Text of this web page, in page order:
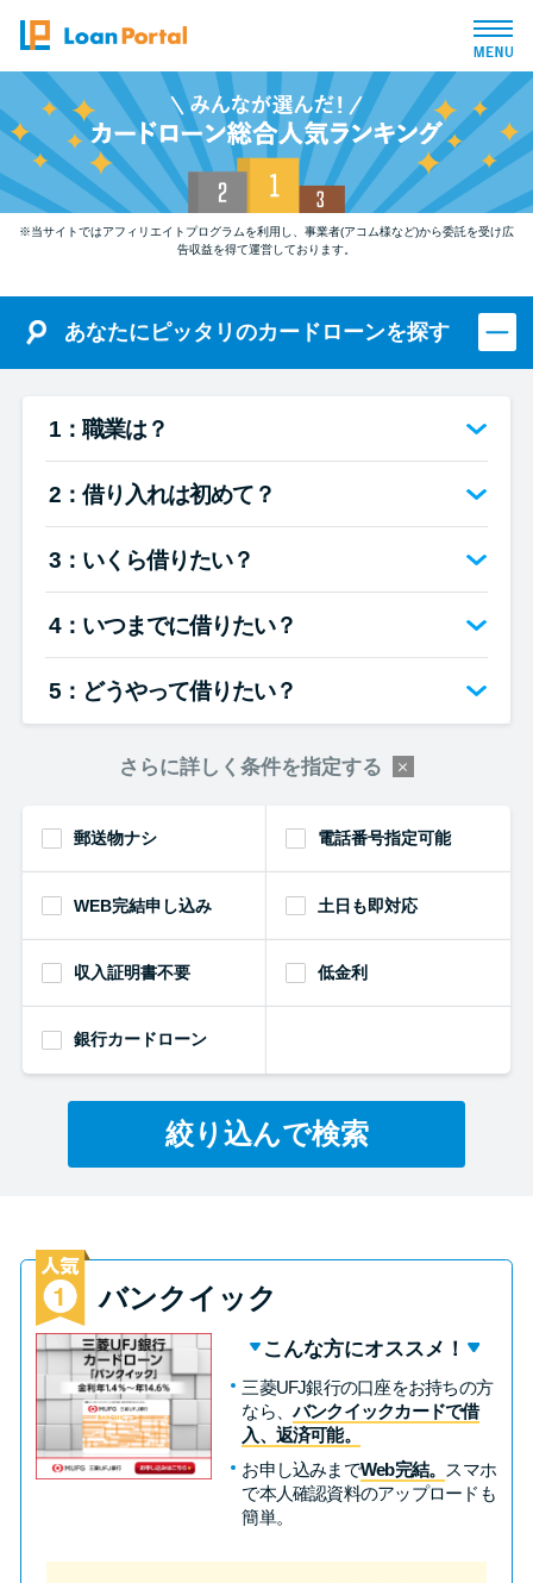
トップページ
おすすめコンテンツ
総合人気ランキング
とにかくすぐ借りたい方向け
審査が不安な方向け
カードローン診断
カードローンQ&A
カードローンの見直しで40万円
特集ページ一覧
銀行カードローンを選ぶべき4つ
の理由
無利息期間を利用して利息0円で
お金を借りる3つのポイント
種類・特徴別一覧
※当サイトではアフィリエイトプログラムを利用し、事業者(アコム様など)から委託を受け広
告収益を得て運営しております。
あなたにピッタリのカードローンを探す
1：職業は？
2：借り入れは初めて？
3：いくら借りたい？
4：いつまでに借りたい？
5：どうやって借りたい？
さらに詳しく条件を指定する
郵送物ナシ 電話番号指定可能
WEB完結申し込み 土日も即対応
収入証明書不要 低金利
銀行カードローン
絞り込んで検索
バンクイック
こんな方にオススメ！
三菱UFJ銀行の口座をお持ちの方
なら、バンクイックカードで借
入、返済可能。
お申し込みまでWeb完結。 スマホ
で本人確認資料のアップロードも
簡単。